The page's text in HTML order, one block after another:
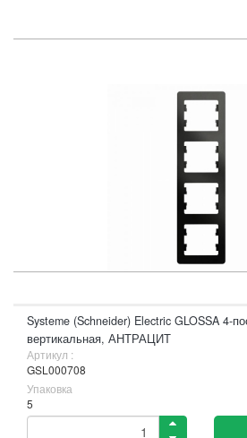
Systeme (Schneider) Electric GLOSSA 4-
вертикальная, АНТРАЦИТ
Артикул :
GSL000708
Упаковка
5